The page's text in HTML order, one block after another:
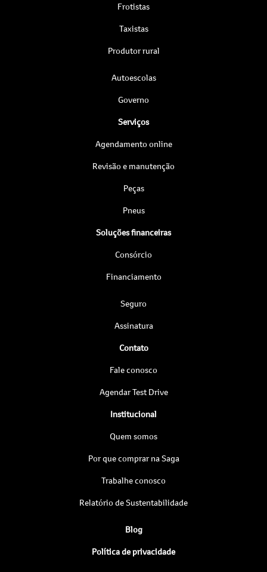
Frotistas
Taxistas
Produtor rural
Autoescolas
Governo
Serviços
Agendamento online
Revisão e manutenção
Peças
Pneus
Soluções financeiras
Consórcio
Financiamento
Seguro
Assinatura
Contato
Fale conosco
Agendar Test Drive
Institucional
Quem somos
Por que comprar na Saga
Trabalhe conosco
Relatório de Sustentabilidade
Blog
Política de privacidade